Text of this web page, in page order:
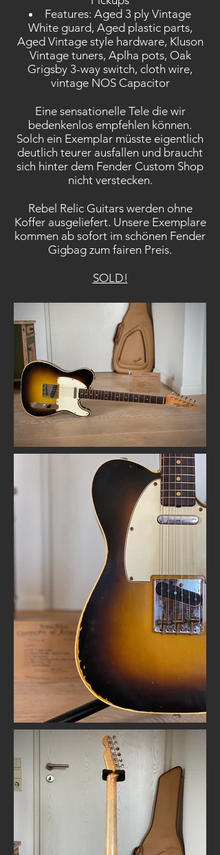
Features: Aged 3 ply Vintage
White guard, Aged plastic parts,
Aged Vintage style hardware, Kluson
Vintage tuners, Aplha pots, Oak
Grigsby 3-way switch, cloth wire,
vintage NOS Capacitor
Eine sensationelle Tele die wir
bedenkenlos empfehlen können.
Solch ein Exemplar müsste eigentlich
deutlich teurer ausfallen und braucht
sich hinter dem Fender Custom Shop
nicht verstecken.
Rebel Relic Guitars werden ohne
Koffer ausgeliefert. Unsere Exemplare
kommen ab sofort im schönen Fender
Gigbag zum fairen Preis.
SOLD!